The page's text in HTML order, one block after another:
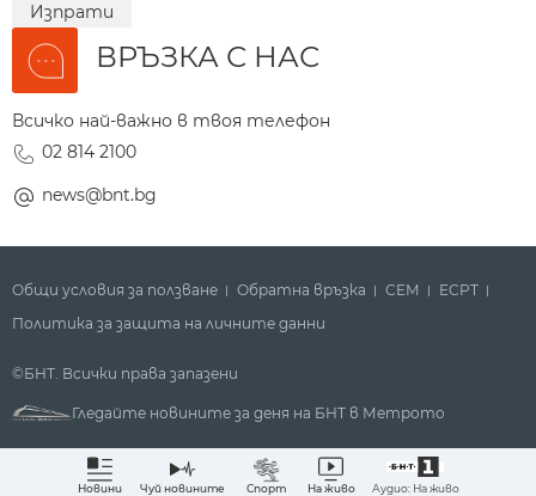
Изпрати
ВРЪЗКА С НАС
Всичко най-важно в твоя телефон
02 814 2100
news@bnt.bg
Новини Чуй новините Спорт На живо Аудио: На живо
Общи условия за ползване Обратна връзка СЕМ
ECPT
Политика за защита на личните данни
©БНТ. Всички права запазени
Гледайте новините за деня на БНТ в Метрото